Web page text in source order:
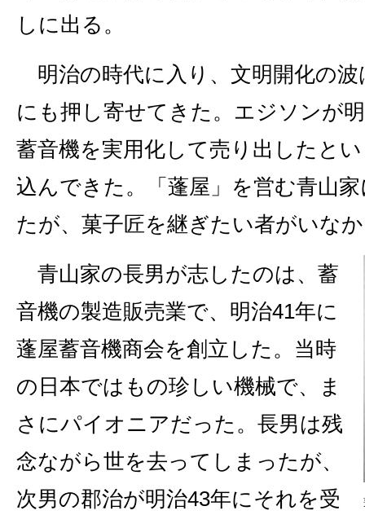
しに出る。
明治の時代に入り、文明開化の波
にも押し寄せてきた。エジソンが
蓄音機を実用化して売り出したと
込んできた。「蓬屋」を営む青山
たが、菓子匠を継ぎたい者がいな
青山家の長男が志したのは、蓄
音機の製造販売業で、明治41年に
蓬屋蓄音機商会を創立した。当時
の日本ではもの珍しい機械で、ま
さにパイオニアだった。長男は残
念ながら世を去ってしまったが、
次男の郡治が明治43年にそれを受